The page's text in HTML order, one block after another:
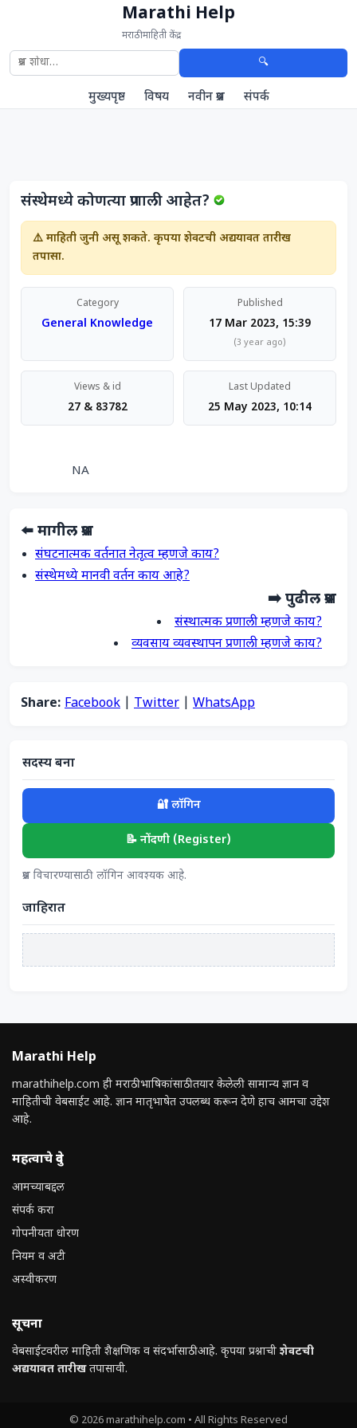
Marathi Help
मराठी माहिती केंद्र
🔍
मुख्यपृष्ठ विषय नवीन प्रश्न संपर्क
संस्थेमध्ये कोणत्या प्रणाली आहेत?
⚠️ माहिती जुनी असू शकते. कृपया शेवटची अद्ययावत तारीख
तपासा.
Category
General Knowledge
Published
17 Mar 2023, 15:39
(3 year ago)
Views & id
27 & 83782
Last Updated
25 May 2023, 10:14
                NA
⬅️ मागील प्रश्न
संघटनात्मक वर्तनात नेतृत्व म्हणजे काय?
संस्थेमध्ये मानवी वर्तन काय आहे?
➡️ पुढील प्रश्न
संस्थात्मक प्रणाली म्हणजे काय?
व्यवसाय व्यवस्थापन प्रणाली म्हणजे काय?
Share: Facebook Twitter WhatsApp
सदस्य बना
🔐 लॉगिन
📝 नोंदणी (Register)
प्रश्न विचारण्यासाठी लॉगिन आवश्यक आहे.
जाहिरात
Marathi Help
marathihelp.com ही मराठी भाषिकांसाठी तयार केलेली सामान्य ज्ञान व
माहितीची वेबसाईट आहे. ज्ञान मातृभाषेत उपलब्ध करून देणे हाच आमचा उद्देश
आहे.
महत्वाचे दुवे
आमच्याबद्दल
संपर्क करा
गोपनीयता धोरण
नियम व अटी
अस्वीकरण
सूचना
वेबसाईटवरील माहिती शैक्षणिक व संदर्भासाठी आहे. कृपया प्रश्नाची शेवटची
अद्ययावत तारीखतपासावी.
© 2026 marathihelp.com • All Rights Reserved